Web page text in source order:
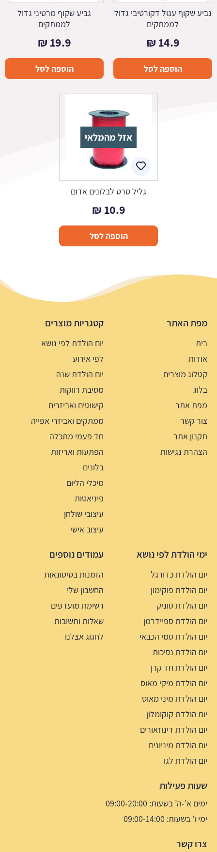
גביע שקוף עגול דקורטיבי גדול
לממתקים
14.9
₪
הוספה לסל
גביע שקוף מרטיני גדול
לממתקים
19.9
₪
הוספה לסל
אזל מהמלאי
גליל סרט לבלונים אדום
10.9
₪
הוספה לסל
מפת האתר
בית
אודות
קטלוג מוצרים
בלוג
מפת אתר
צור קשר
תקנון אתר
הצהרת נגישות
קטגריות מוצרים
יום הולדת לפי נושא
לפי אירוע
יום הולדת שנה
מסיבת רווקות
קישוטים ואביזרים
ממתקים ואביזרי אפייה
חד פעמי מתכלה
הפתעות ואריזות
בלונים
מיכלי הליום
פיניאטות
עיצובי שולחן
עיצוב אישי
ימי הולדת לפי נושא
יום הולדת כדורגל
יום הולדת פוקימון
יום הולדת סוניק
יום הולדת ספיידרמן
יום הולדת סמי הכבאי
יום הולדת נסיכות
יום הולדת חד קרן
יום הולדת מיקי מאוס
יום הולדת מיני מאוס
יום הולדת קוקומלון
יום הולדת דינוזאורים
יום הולדת מיניונים
יום הולדת לגו
עמודים נוספים
הזמנות בסיטונאות
החשבון שלי
רשימת מועדפים
שאלות ותשובות
לחגוג אצלנו
שעות פעילות
ימים א’-ה’ בשעות: 09:00-20:00
ימי ו’ בשעות: 09:00-14:00
צרו קשר